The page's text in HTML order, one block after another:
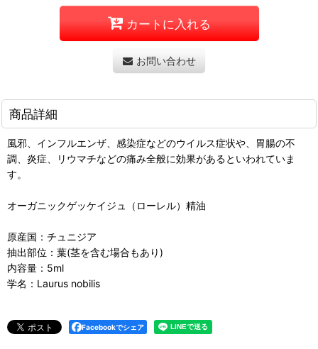
カートに入れる
お問い合わせ
商品詳細
風邪、インフルエンザ、感染症などのウイルス症状や、胃腸の不
調、炎症、リウマチなどの痛み全般に効果があるといわれていま
す。
オーガニックゲッケイジュ（ローレル）精油
原産国：チュニジア
抽出部位：葉(茎を含む場合もあり)
内容量：5ml
学名：Laurus nobilis
Facebookでシェア